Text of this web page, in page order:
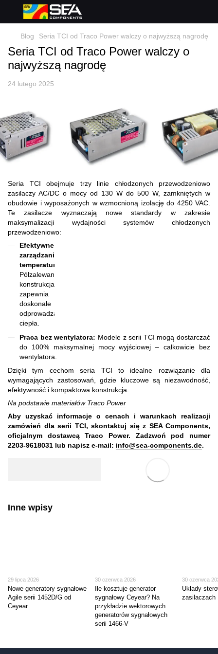
Blog Seria TCI od Traco Power walczy o najwyższą nagrodę
Seria TCI od Traco Power walczy o
najwyższą nagrodę
24 lutego 2025
Seria TCI obejmuje trzy linie chłodzonych przewodzeniowo
zasilaczy AC/DC o mocy od 130 W do 500 W, zamkniętych w
obudowie i wyposażonych w wzmocnioną izolację do 4250 VAC.
Te zasilacze wyznaczają nowe standardy w zakresie
maksymalizacji wydajności systemów chłodzonych
przewodzeniowo:
Efektywne
zarządzanie
temperaturą:
Półzalewana
konstrukcja
zapewnia
doskonałe
odprowadzanie
ciepła.
Praca bez wentylatora: Modele z serii TCI mogą dostarczać
do 100% maksymalnej mocy wyjściowej – całkowicie bez
wentylatora.
Dzięki tym cechom seria TCI to idealne rozwiązanie dla
wymagających zastosowań, gdzie kluczowe są niezawodność,
efektywność i kompaktowa konstrukcja.
Na podstawie materiałów Traco Power
Aby uzyskać informacje o cenach i warunkach realizacji
zamówień dla serii TCI, skontaktuj się z SEA Components,
oficjalnym dostawcą Traco Power. Zadzwoń pod numer
2203-9618031 lub napisz e-mail: info@sea-components.de.
Inne wpisy
29 lipca 2026
Nowe generatory sygnałowe
Agile serii 1452D/G od
Ceyear
30 czerwca 2026
Ile kosztuje generator
sygnałowy Ceyear? Na
przykładzie wektorowych
generatorów sygnałowych
serii 1466-V
30 czerwca
Układy
zasilaczach